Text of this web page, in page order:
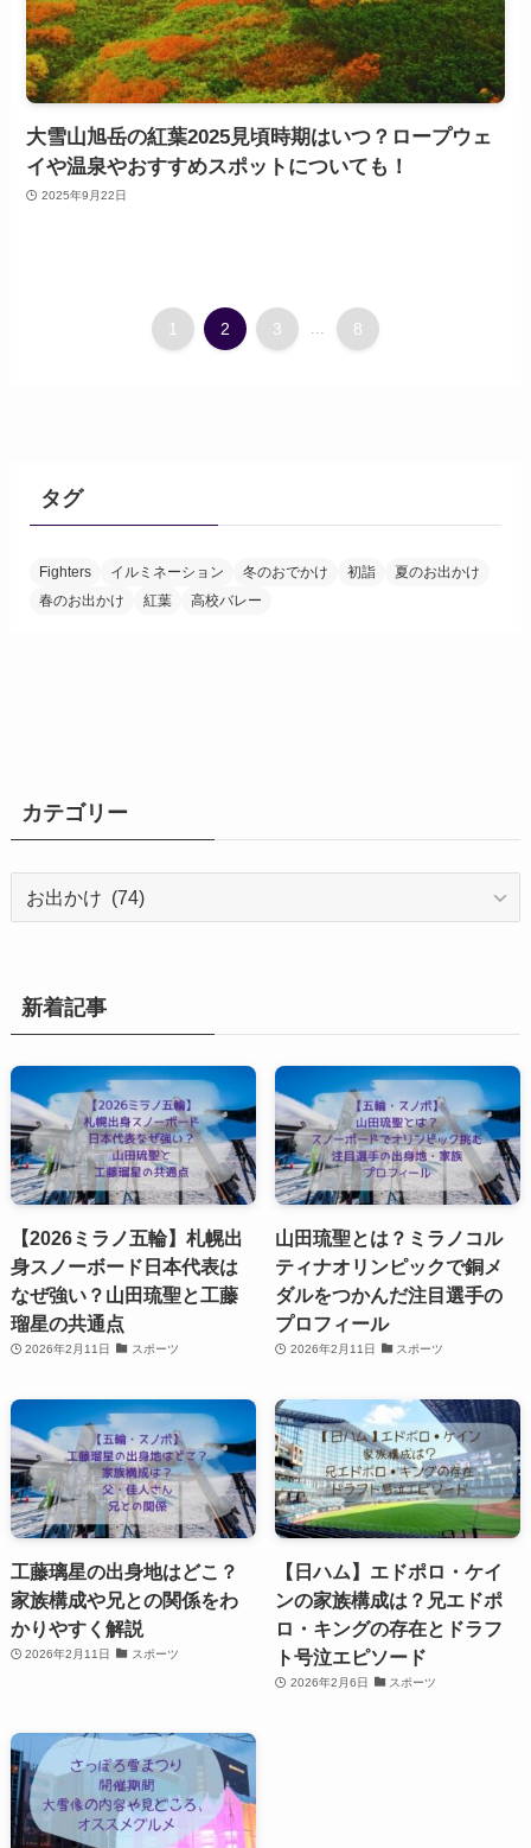
大雪山旭岳の紅葉2025見頃時期はいつ？ロープウェ
イや温泉やおすすめスポットについても！
2025年9月22日
1 2 3 8
タグ
Fighters イルミネーション 冬のおでかけ 初詣
夏のお出かけ
春のお出かけ
紅葉 高校バレー
カテゴリー
ー新着記事
【2026ミラノ五輪】札幌出
身スノーボード日本代表は
なぜ強い？山田琉聖と工藤
瑠星の共通点
2026年2月11日 スポーツ
山田琉聖とは？ミラノコル
ティナオリンピックで銅メ
ダルをつかんだ注目選手の
プロフィール
2026年2月11日 スポーツ
工藤璃星の出身地はどこ？
家族構成や兄との関係をわ
かりやすく解説
2026年2月11日 スポーツ
【日ハム】エドポロ・ケイ
ンの家族構成は？兄エドポ
ロ・キングの存在とドラフ
ト号泣エピソード
2026年2月6日 スポーツ